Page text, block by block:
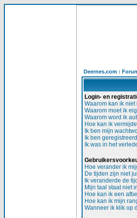
Deernes.com :
Login- en
Waarom kan ik
Waarom moet ik
Waarom word ik
Hoe kan ik
Ik ben mijn
Ik ben
Ik was in het
Hoe verander ik
De tijden zijn niet
Ik veranderde de
Mijn taal staat niet
Hoe kan ik een
Hoe kan ik mijn
Wanneer ik klik op